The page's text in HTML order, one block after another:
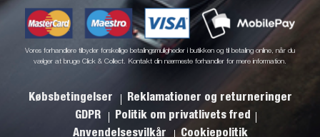
Vores forhandlere tilbyder forskellige betalingsmuligheder i butikken og til betaling online, når du
vælger at bruge Click & Collect. Kontakt din nærmeste forhandler for mere information.
Købsbetingelser
Reklamationer og returneringer
GDPR
Politik om privatlivets fred
Anvendelsesvilkår
Cookiepolitik